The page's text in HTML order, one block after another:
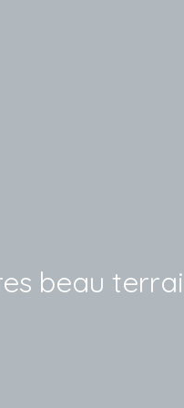
beau